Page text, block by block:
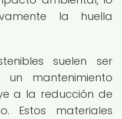
la huella
suelen ser
mantenimiento
a la reducción de
Estos materiales